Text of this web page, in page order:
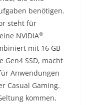
benötigen.
steht für
NVIDIA®
mit 16 GB
Gen4 SSD, macht
Anwendungen
Casual Gaming.
kommen,